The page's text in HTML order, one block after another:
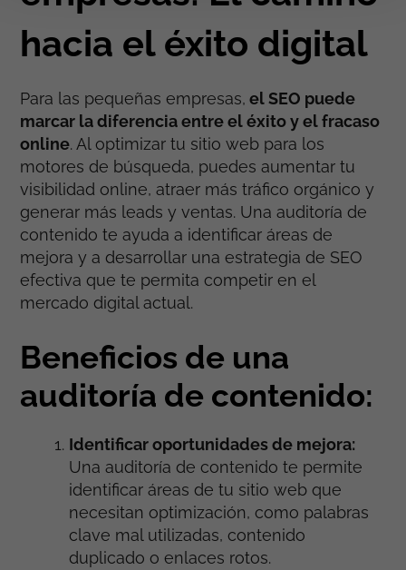
hacia el éxito digital
Para las pequeñas empresas, el SEO puede
marcar la diferencia entre el éxito y el fracaso
online. Al optimizar tu sitio web para los
motores de búsqueda, puedes aumentar tu
visibilidad online, atraer más tráfico orgánico y
generar más leads y ventas. Una auditoría de
contenido te ayuda a identificar áreas de
mejora y a desarrollar una estrategia de SEO
efectiva que te permita competir en el
mercado digital actual.
Beneficios de una
auditoría de contenido:
Identificar oportunidades de mejora:
Una auditoría de contenido te permite
identificar áreas de tu sitio web que
necesitan optimización, como palabras
clave mal utilizadas, contenido
duplicado o enlaces rotos.